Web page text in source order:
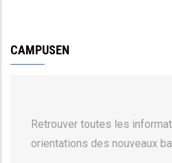
CAMPUSEN
Retrouver toutes les
orientations des nouveaux